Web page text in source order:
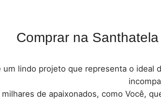
Comprar na
lindo projeto que representa o
milhares de apaixonados, como Você,